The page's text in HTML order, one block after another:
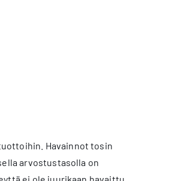
Havainnot tosin
arvostustasolla on